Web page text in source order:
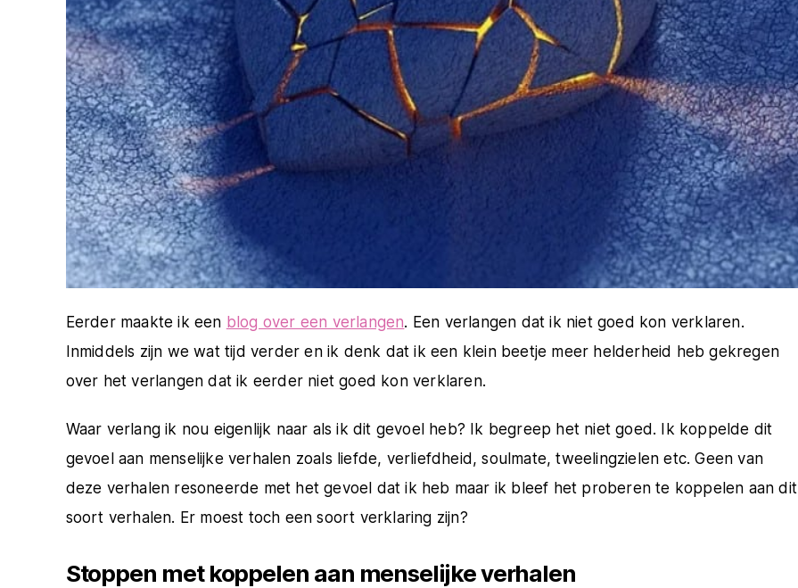
Eerder maakte ik een blog over een verlangen. Een verlangen dat ik niet goed kon verklaren.
Inmiddels zijn we wat tijd verder en ik denk dat ik een klein beetje meer helderheid heb gekregen
over het verlangen dat ik eerder niet goed kon verklaren.
Waar verlang ik nou eigenlijk naar als ik dit gevoel heb? Ik begreep het niet goed. Ik koppelde dit
gevoel aan menselijke verhalen zoals liefde, verliefdheid, soulmate, tweelingzielen etc. Geen van
deze verhalen resoneerde met het gevoel dat ik heb maar ik bleef het proberen te koppelen aan dit
soort verhalen. Er moest toch een soort verklaring zijn?
Stoppen met koppelen aan menselijke verhalen